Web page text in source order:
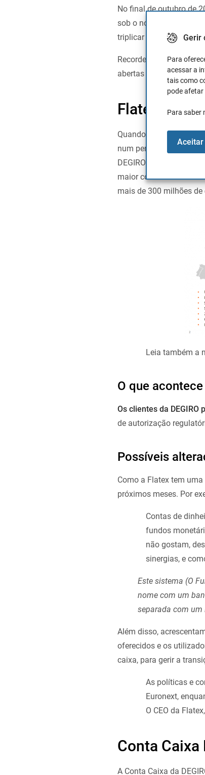
Gerir
Para
acessar a
tais como
pode
Para saber
Aceitar
No final de outubro de
sob o nome de
triplicar a sua base de
Recorde-se que, no
abertas e quase 170%
Flatex
Quando o negócio
num período de pouco
DEGIRO numa
maior corretora online
mais de 300 milhões de
Leia também a
O que
Os clientes da DEGIRO
de autorização
Possíveis
Como a Flatex tem
próximos meses. Por
Contas de
fundos
não gostam,
sinergias, e
Este sistema (O
nome com um
separada com um
Além disso,
oferecidos e os
caixa, para gerir a
As políticas e
Euronext,
O CEO da
Conta Caixa
A Conta Caixa da